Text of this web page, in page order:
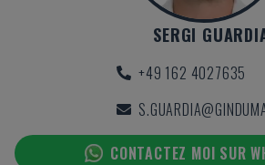
SERGI
+49 162 4027635
CONTACTEZ MOI SUR